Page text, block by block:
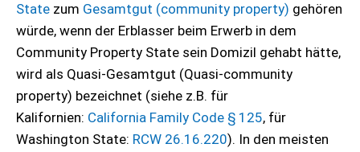
State zum Gesamtgut (community property) gehören
würde, wenn der Erblasser beim Erwerb in dem
Community Property State sein Domizil gehabt hätte,
wird als Quasi-Gesamtgut (Quasi-community
property) bezeichnet (siehe z.B. für
Kalifornien: California Family Code § 125, für
Washington State: RCW 26.16.220). In den meisten